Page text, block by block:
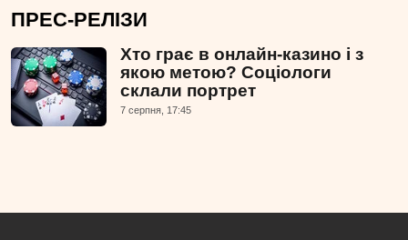
ПРЕС-РЕЛІЗИ
Хто грає в онлайн-казино і з
якою метою? Соціологи
склали портрет
7 серпня, 17:45